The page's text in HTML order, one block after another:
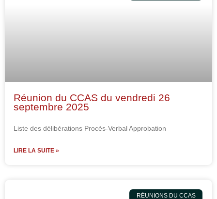
Réunion du CCAS du vendredi 26
septembre 2025
Liste des délibérations Procès-Verbal Approbation
LIRE LA SUITE »
RÉUNIONS DU CCAS